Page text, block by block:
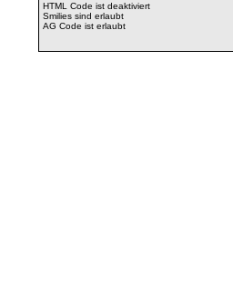
HTML Code ist deaktiviert
Smilies sind erlaubt
AG Code ist erlaubt